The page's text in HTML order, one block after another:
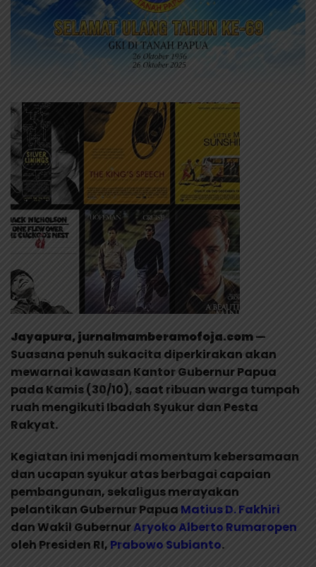
Jayapura, jurnalmamberamofoja.com—
Suasana penuh sukacita diperkirakan akan
mewarnai kawasan Kantor Gubernur Papua
pada Kamis (30/10), saat ribuan warga tumpah
ruah mengikuti Ibadah Syukur dan Pesta
Rakyat.
Kegiatan ini menjadi momentum kebersamaan
dan ucapan syukur atas berbagai capaian
pembangunan, sekaligus merayakan
pelantikan Gubernur Papua Matius D. Fakhiri
dan Wakil GubernurAryoko Alberto Rumaropen
oleh Presiden RI, Prabowo Subianto.